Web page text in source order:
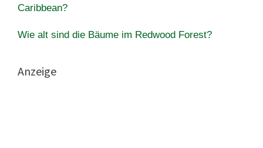
Caribbean?
Wie alt sind die Bäume im Redwood Forest?
Anzeige